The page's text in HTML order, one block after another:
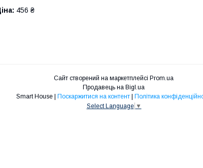
456 ₴
Сайт створений на маркетплейсі Prom.ua
Продавець на Bigl.ua
Smart House | Поскаржитися на контент | Політика
Select Language ▼